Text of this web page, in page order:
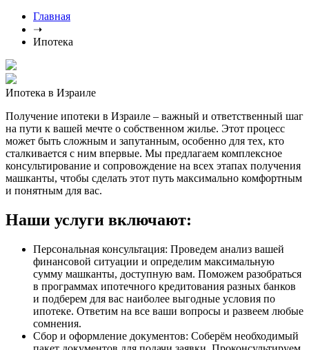
Главная
➝
Ипотека
Ипотека в Израиле
Получение ипотеки в Израиле – важный и ответственный шаг
на пути к вашей мечте о собственном жилье. Этот процесс
может быть сложным и запутанным, особенно для тех, кто
сталкивается с ним впервые. Мы предлагаем комплексное
консультирование и сопровождение на всех этапах получения
машканты, чтобы сделать этот путь максимально комфортным
и понятным для вас.
Наши услуги включают:
Персональная консультация: Проведем анализ вашей
финансовой ситуации и определим максимальную
сумму машканты, доступную вам. Поможем разобраться
в программах ипотечного кредитования разных банков
и подберем для вас наиболее выгодные условия по
ипотеке. Ответим на все ваши вопросы и развеем любые
сомнения.
Сбор и оформление документов: Соберём необходимый